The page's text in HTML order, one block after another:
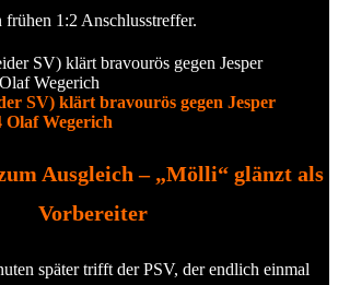
1:2 Anschlusstreffer.
SV) klärt bravourös gegen Jesper
Olaf Wegerich
Ausgleich – „Mölli“ glänzt als
Vorbereiter
später trifft der PSV, der endlich einmal